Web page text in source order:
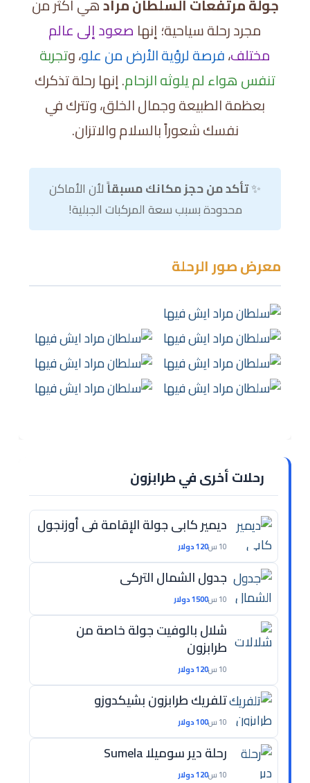
جولة مرتفعات السلطان مرادهي أكثر من
مجرد رحلة سياحية؛ إنها صعود إلى عالم
مختلف،فرصة لرؤية الأرض من علو، وتجربة
تنفس هواء لم يلوثه الزحام. إنها رحلة تذكرك
بعظمة الطبيعة وجمال الخلق، وتترك في
نفسك شعوراً بالسلام والاتزان.
✨تأكد من حجز مكانك مسبقاًلأن الأماكن
محدودة بسبب سعة المركبات الجبلية!
معرض صور الرحلة
رحلات أخرى في طرابزون
ديمير كابي جولة الإقامة في أوزنجول
10 س 120 دولار
جدول الشمال التركي
10 س 1500 دولار
شلال بالوفيت جولة خاصة من
طرابزون
10 س 120 دولار
تلفريك طرابزون بشيكدوزو
10 س 100 دولار
رحلة دير سوميلا Sumela
10 س 120 دولار